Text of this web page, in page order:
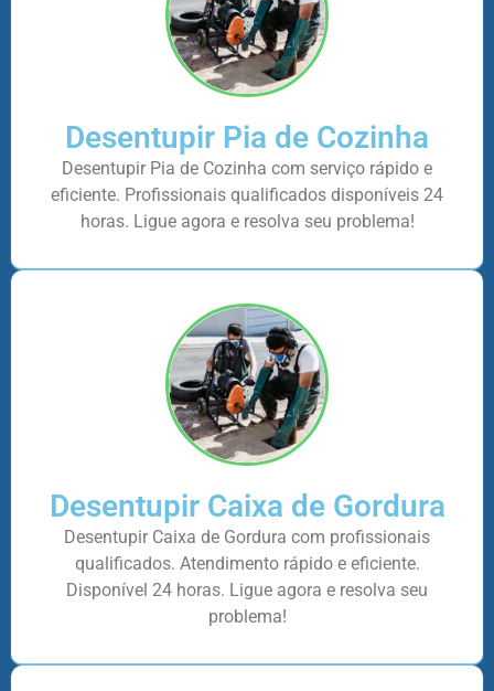
Desentupir Pia de Cozinha
Desentupir Pia de Cozinha com serviço rápido e
eficiente. Profissionais qualificados disponíveis 24
horas. Ligue agora e resolva seu problema!
Desentupir Caixa de Gordura
Desentupir Caixa de Gordura com profissionais
qualificados. Atendimento rápido e eficiente.
Disponível 24 horas. Ligue agora e resolva seu
problema!